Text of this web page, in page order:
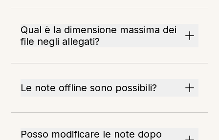
Qual è la dimensione massima dei
file negli allegati?
Le note offline sono possibili?
Posso modificare le note dopo